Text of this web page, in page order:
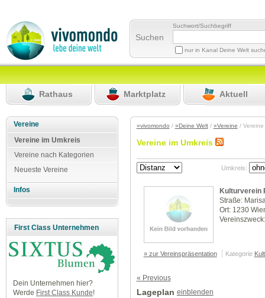
Suchen
Suchwort/Suchbegriff
nur in Kanal Deine Welt
Rathaus Marktplatz Aktuell
Vereine
Vereine im Umkreis
Vereine nach Kategorien
Neueste Vereine
Infos
First Class Unternehmen
Dein Unternehmen hier?
Werde First Class Kunde!
»vivomondo / »Deine Welt/ »Vereine /
Vereine im Umkreis
Umkreis:
Kulturverein
Straße:
Ort: 1230
» zur Vereinspräsentation Kategorie
« Previous
Lageplan einblenden